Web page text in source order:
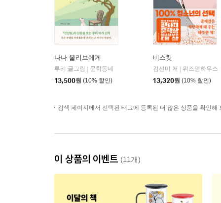
나나 올리브에게
루리 글그림
문학동네
13,500원 (10% 할인)
비스킷
김선미 저
위즈덤하우스
13,320원 (10% 할인)
검색 페이지에서 선택된 태그에 등록된 더 많은 상품을 확인해
이 상품의 이벤트 (11개)